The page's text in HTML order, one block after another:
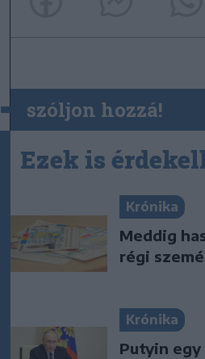
szóljon hozzá!
Ezek is
Krónika
Meddig
régi
Krónika
Putyin egy